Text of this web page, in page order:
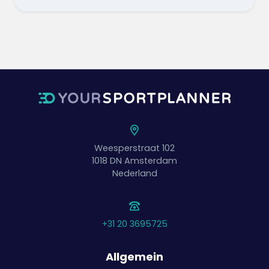
Weesperstraat 102
1018 DN Amsterdam
Nederland
+31 20 3695725
Allgemein